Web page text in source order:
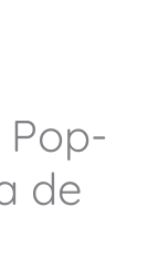
Pop-
de